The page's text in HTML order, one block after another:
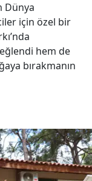
Dünya
için özel bir
hem de
bırakmanın